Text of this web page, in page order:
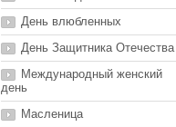
День влюбленных
День Защитника Отечества
Международный женский
день
Масленица